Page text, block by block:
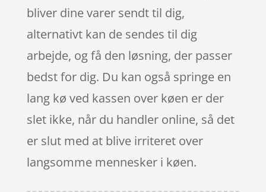
bliver dine varer sendt til dig,
alternativt kan de sendes til dig
arbejde, og få den løsning, der passer
bedst for dig. Du kan også springe en
lang kø ved kassen over køen er der
slet ikke, når du handler online, så det
er slut med at blive irriteret over
langsomme mennesker i køen.